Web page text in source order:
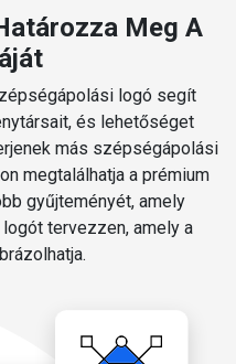
Meg A
logó segít
és lehetőséget
más szépségápolási
megtalálhatja a prémium
gyűjteményét, amely
tervezzen, amely a